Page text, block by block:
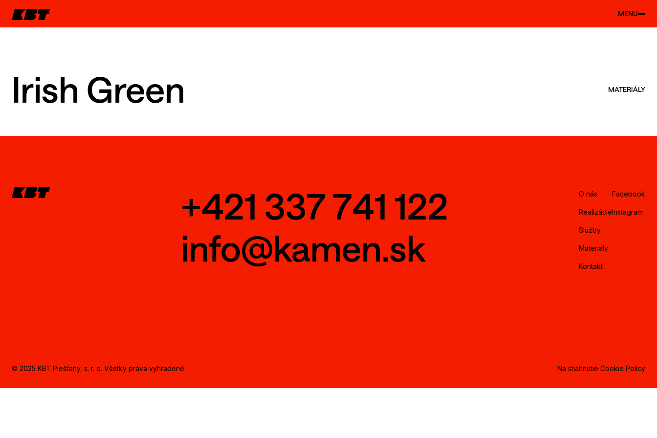
MENU
Irish Green MATERIÁLY
+421 337 741 122
info@kamen.sk
O nás
Realizácie
Služby
Materiály
Kontakt
Facebook
Instagram
© 2025 KBT Piešťany, s. r. o. Všetky práva vyhradené. Na stiahnutie Cookie Policy